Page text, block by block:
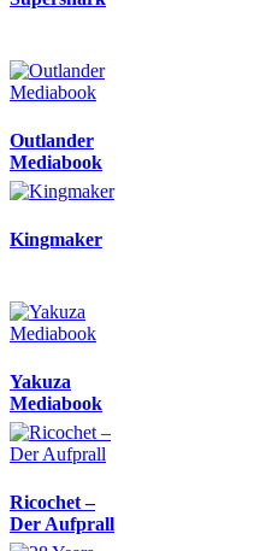
Outlander
Mediabook
Kingmaker
Yakuza
Mediabook
Ricochet –
Der Aufprall